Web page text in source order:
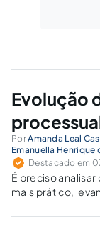
Evolução
PorAmanda Leal
Emanuella Henrique
Destacado em
É preciso
mais prático,